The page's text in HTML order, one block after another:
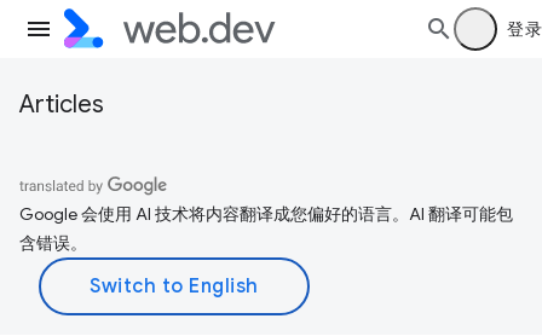
登录
Articles
Google 会使用 AI 技术将内容翻译成您偏好的语言。AI 翻译可能包
含错误。